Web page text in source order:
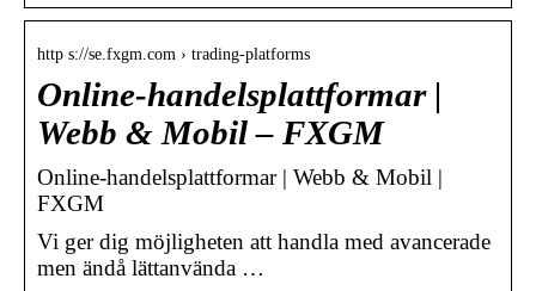
http s://se.fxgm.com › trading-platforms
Online-handelsplattformar |
Webb & Mobil – FXGM
Online-handelsplattformar | Webb & Mobil |
FXGM
Vi ger dig möjligheten att handla med avancerade
men ändå lättanvända …